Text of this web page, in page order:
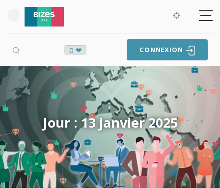
0 ❤ CONNEXION
Jour : 13 janvier 2025